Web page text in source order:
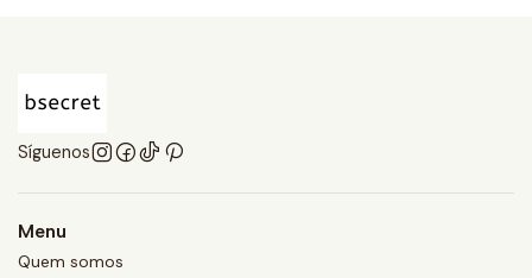
Síguenos
Menu
Quem somos